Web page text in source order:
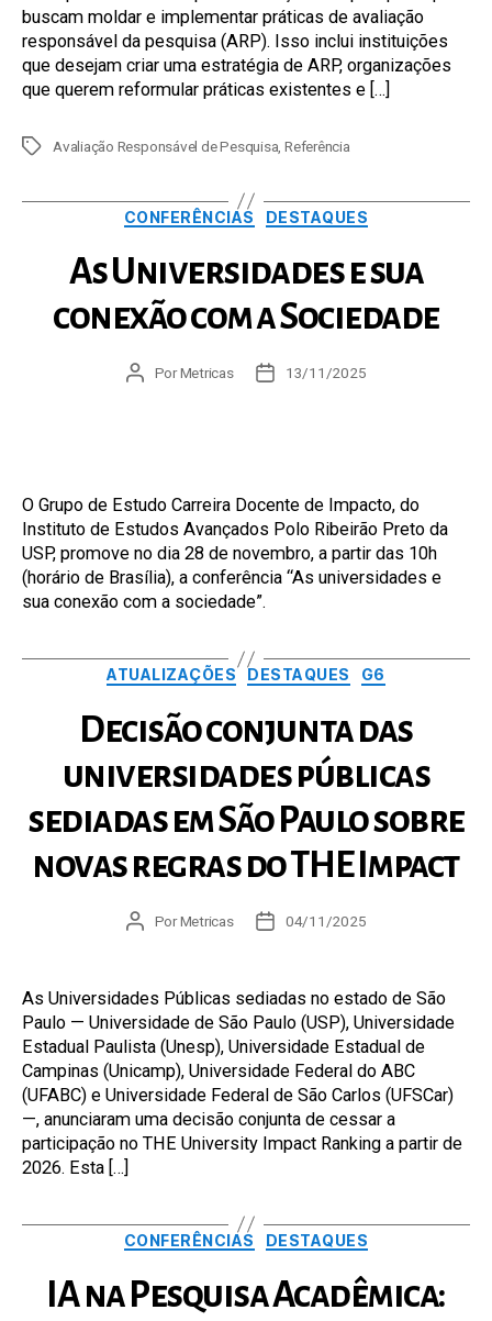
buscam moldar e implementar práticas de avaliação
responsável da pesquisa (ARP). Isso inclui instituições
que desejam criar uma estratégia de ARP, organizações
que querem reformular práticas existentes e […]
Tags Avaliação Responsável de Pesquisa Referência
Categorias
CONFERÊNCIAS DESTAQUES
As Universidades e sua
conexão com a Sociedade
AutorPorMetricas
Data13/11/2025
O Grupo de Estudo Carreira Docente de Impacto, do
Instituto de Estudos Avançados Polo Ribeirão Preto da
USP, promove no dia 28 de novembro, a partir das 10h
(horário de Brasília), a conferência “As universidades e
sua conexão com a sociedade”.
Categorias
ATUALIZAÇÕES DESTAQUES G6
Decisão conjunta das
universidades públicas
sediadas em São Paulo sobre
novas regras do THE Impact
AutorPorMetricas
Data04/11/2025
As Universidades Públicas sediadas no estado de São
Paulo — Universidade de São Paulo (USP), Universidade
Estadual Paulista (Unesp), Universidade Estadual de
Campinas (Unicamp), Universidade Federal do ABC
(UFABC) e Universidade Federal de São Carlos (UFSCar)
—, anunciaram uma decisão conjunta de cessar a
participação no THE University Impact Ranking a partir de
2026. Esta […]
Categorias
CONFERÊNCIAS DESTAQUES
IA na Pesquisa Acadêmica: